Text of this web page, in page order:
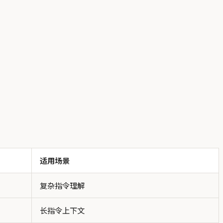
适用场景
复杂指令理解
长指令上下文